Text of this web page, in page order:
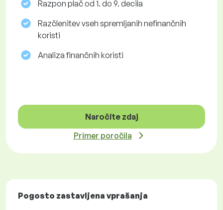
Razpon plač od 1. do 9. decila
Razčlenitev vseh spremljanih nefinančnih
koristi
Analiza finančnih koristi
Naročite zdaj
Primer poročila
Pogosto zastavljena vprašanja